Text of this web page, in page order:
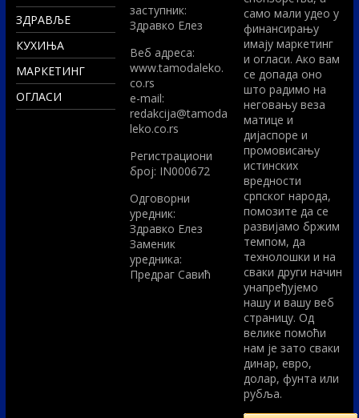
ЗДРАВЉЕ
КУХИЊА
МАРКЕТИНГ
ОГЛАСИ
заступник:
Здравко Елез
Вeб адреса:
www.tamodaleko.
co.rs
e-mail:
redakcija@tamoda
leko.co.rs
Регистрациони
број: IN000672
Одговорни
уредник:
Здравко Елез
Заменик
уредника:
Предраг Савић
само мали удео у
финансирању
имају маркетинг
и огласи. Ако вам
се допада оно
што радимо на
неговању веза
матице и
дијаспоре и
промовисању
истинских
вредности
српског народа,
помозите да се
развијамо бржим
темпом, да
технолошки и на
сваки други начин
унапређујемо
нашу и вашу веб
страницу. Од
велике помоћи
нам је зато сваки
динар, евро,
долар, фунта или
рубља.